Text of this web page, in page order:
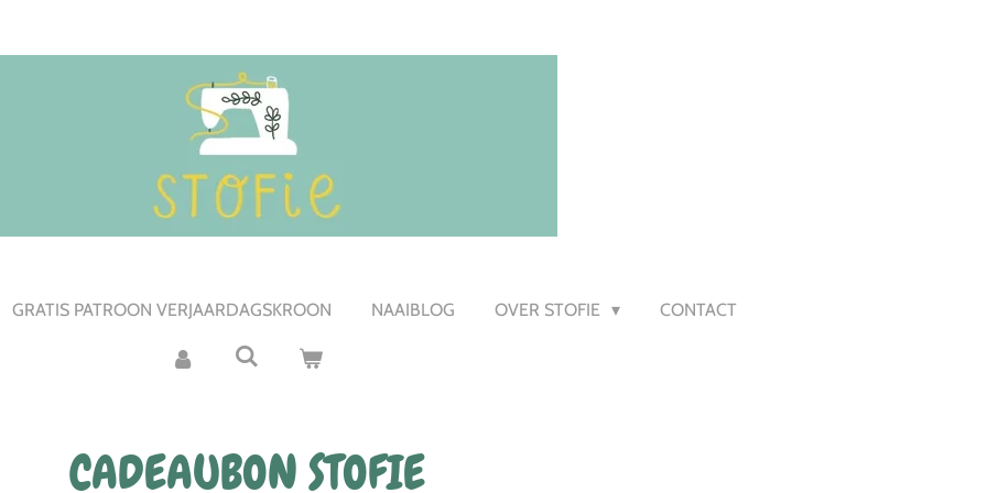
GRATIS PATROON VERJAARDAGSKROON NAAIBLOG OVER STOFIE CONTACT
CADEAUBON STOFIE